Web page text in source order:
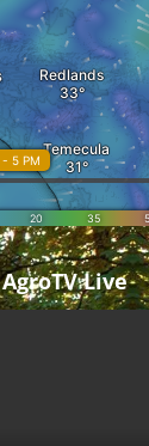
AgroTV Live